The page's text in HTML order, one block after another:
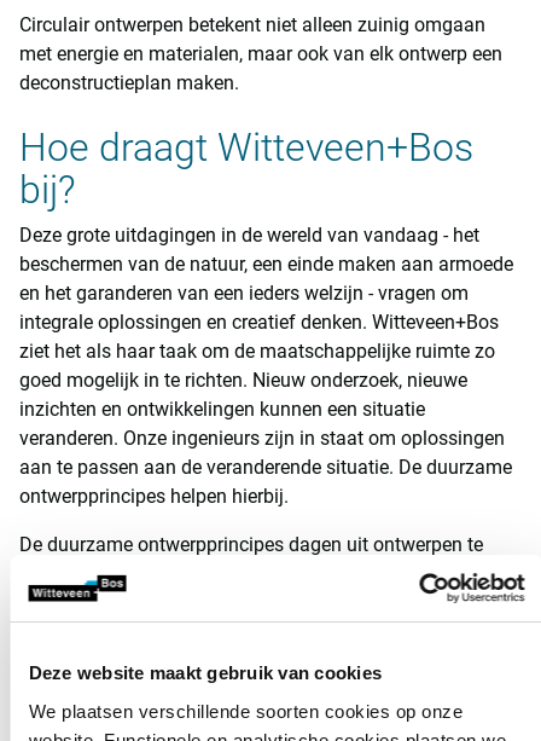
Deze website maakt gebruik van cookies
We plaatsen verschillende soorten cookies op onze
Circulair ontwerpen betekent niet alleen zuinig omgaan
met energie en materialen, maar ook van elk ontwerp een
deconstructieplan maken.
Hoe draagt Witteveen+Bos
bij?
Deze grote uitdagingen in de wereld van vandaag - het
beschermen van de natuur, een einde maken aan armoede
en het garanderen van een ieders welzijn - vragen om
integrale oplossingen en creatief denken. Witteveen+Bos
ziet het als haar taak om de maatschappelijke ruimte zo
goed mogelijk in te richten. Nieuw onderzoek, nieuwe
inzichten en ontwikkelingen kunnen een situatie
veranderen. Onze ingenieurs zijn in staat om oplossingen
aan te passen aan de veranderende situatie. De duurzame
ontwerpprincipes helpen hierbij.
De duurzame ontwerpprincipes dagen uit ontwerpen te
maken die een zo groot mogelijke positieve impact hebben
op het welzijn van mensen. Dat klinkt eenvoudig, maar de
anderzijds geen negatieve effecten voor de omgeving
ontstaan. Dit betekent met een vooruitziende blik keuzes
maken. Via de duurzame ontwerpprincipes kunnen wij